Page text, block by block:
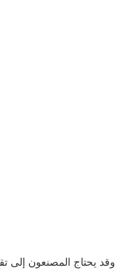
وقد يحتاج المصنعون إلى